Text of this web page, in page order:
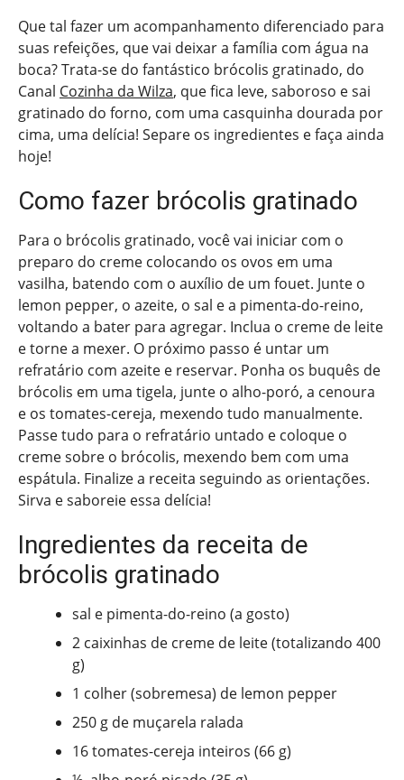
Que tal fazer um acompanhamento diferenciado para
suas refeições, que vai deixar a família com água na
boca? Trata-se do fantástico brócolis gratinado, do
Canal Cozinha da Wilza, que fica leve, saboroso e sai
gratinado do forno, com uma casquinha dourada por
cima, uma delícia! Separe os ingredientes e faça ainda
hoje!
Como fazer brócolis gratinado
Para o brócolis gratinado, você vai iniciar com o
preparo do creme colocando os ovos em uma
vasilha, batendo com o auxílio de um fouet. Junte o
lemon pepper, o azeite, o sal e a pimenta-do-reino,
voltando a bater para agregar. Inclua o creme de leite
e torne a mexer. O próximo passo é untar um
refratário com azeite e reservar. Ponha os buquês de
brócolis em uma tigela, junte o alho-poró, a cenoura
e os tomates-cereja, mexendo tudo manualmente.
Passe tudo para o refratário untado e coloque o
creme sobre o brócolis, mexendo bem com uma
espátula. Finalize a receita seguindo as orientações.
Sirva e saboreie essa delícia!
Ingredientes da receita de
brócolis gratinado
sal e pimenta-do-reino (a gosto)
2 caixinhas de creme de leite (totalizando 400
g)
1 colher (sobremesa) de lemon pepper
250 g de muçarela ralada
16 tomates-cereja inteiros (66 g)